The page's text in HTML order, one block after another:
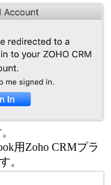
用Zoho CRMプラ
。